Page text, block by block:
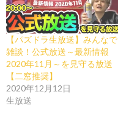
【パズドラ生放送】みんなで
雑談！公式放送～最新情報
2020年11月～を見守る放送
【二窓推奨】
2020年12月12日
生放送